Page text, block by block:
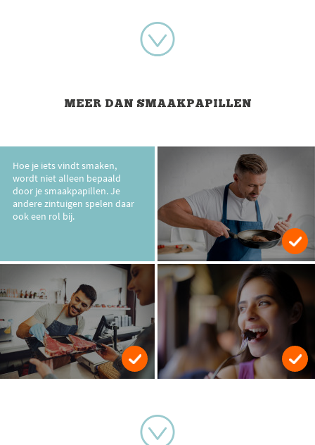
MEER DAN SMAAKPAPILLEN
Hoe je iets vindt smaken,
wordt niet alleen bepaald
door je smaakpapillen. Je
andere zintuigen spelen daar
ook een rol bij.